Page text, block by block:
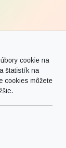
cookie na
štatistík na
cookies môžete